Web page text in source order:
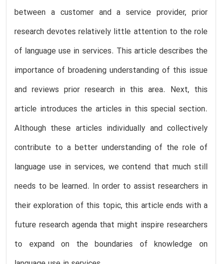
between a customer and a service provider, prior
research devotes relatively little attention to the role
of language use in services. This article describes the
importance of broadening understanding of this issue
and reviews prior research in this area. Next, this
article introduces the articles in this special section.
Although these articles individually and collectively
contribute to a better understanding of the role of
language use in services, we contend that much still
needs to be learned. In order to assist researchers in
their exploration of this topic, this article ends with a
future research agenda that might inspire researchers
to expand on the boundaries of knowledge on